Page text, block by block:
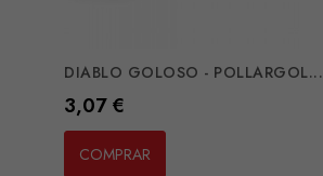
DIABLO GOLOSO - POLLARGOL...
Preço
3,07 €
COMPRAR